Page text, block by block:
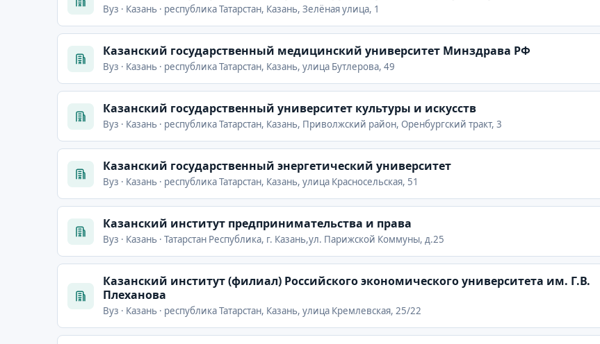
Вуз · Казань · республика Татарстан, Казань, Зелёная улица, 1
Казанский государственный медицинский университет Минздрава РФ
Вуз · Казань · республика Татарстан, Казань, улица Бутлерова, 49
Казанский государственный университет культуры и искусств
Вуз · Казань · республика Татарстан, Казань, Приволжский район, Оренбургский тракт, 3
Казанский государственный энергетический университет
Вуз · Казань · республика Татарстан, Казань, улица Красносельская, 51
Казанский институт предпринимательства и права
Вуз · Казань · Татарстан Республика, г. Казань,ул. Парижской Коммуны, д.25
Казанский институт (филиал) Российского экономического университета им. Г.В.
Плеханова
Вуз · Казань · республика Татарстан, Казань, улица Кремлевская, 25/22